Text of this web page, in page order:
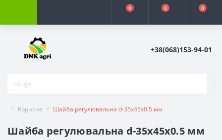
0 0 0
+38(068)153-94-01
Корисне Шайба регулювальна d-35x45х0.5 мм
Шайба регулювальна d-35x45х0.5 мм